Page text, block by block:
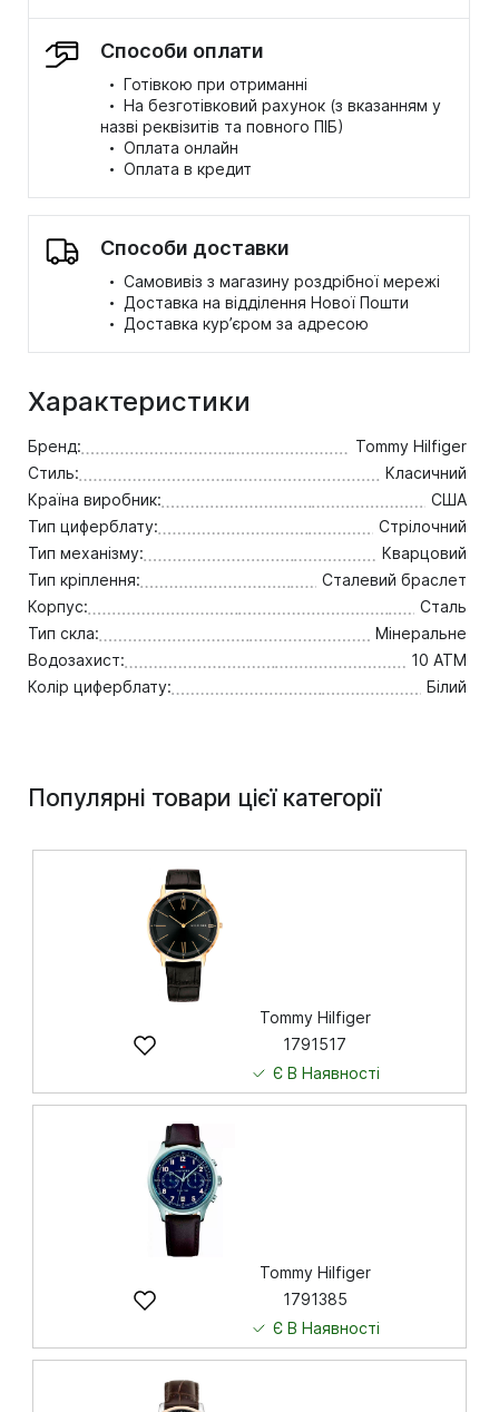
Способи оплати
· Готівкою при отриманні
· На безготівковий рахунок (з вказанням у
назві реквізитів та повного ПІБ)
· Оплата онлайн
· Оплата в кредит
Способи доставки
· Самовивіз з магазину роздрібної мережі
· Доставка на відділення Нової Пошти
· Доставка кур’єром за адресою
Характеристики
Бренд:
Tommy Hilfiger
Стиль:
Класичний
Країна виробник:
США
Тип циферблату:
Стрілочний
Тип механізму:
Кварцовий
Тип кріплення:
Сталевий браслет
Корпус:
Сталь
Тип скла:
Мінеральне
Водозахист:
10 ATM
Колір циферблату:
Білий
Популярні товари цієї категорії
Tommy Hilfiger
1791517
Є В Наявності
Tommy Hilfiger
1791385
Є В Наявності